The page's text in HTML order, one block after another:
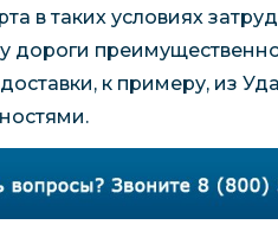
в таких условиях
дороги
к примеру, из